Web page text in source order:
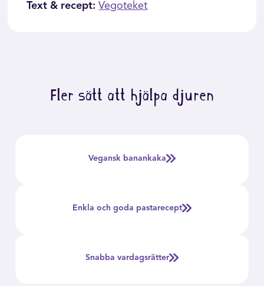
Text & recept: Vegoteket
Fler sätt att hjälpa djuren
Vegansk banankaka
Enkla och goda pastarecept
Snabba vardagsrätter